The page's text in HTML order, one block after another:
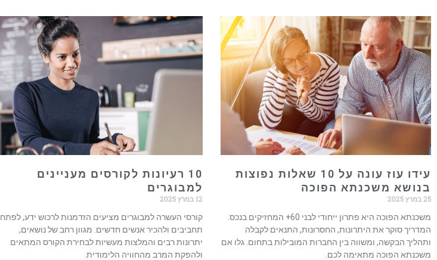
עידו עוז עונה על 10 שאלות נפוצות
בנושא משכנתא הפוכה
25 במרץ 2025
משכנתא הפוכה היא פתרון ייחודי לבני 60+ המחזיקים בנכס.
המדריך סוקר את היתרונות, החסרונות, התנאים לקבלה
ותהליך הבקשה, ומשווה בין החברות המובילות בתחום. גלו אם
משכנתא הפוכה מתאימה לכם.
10 רעיונות לקורסים מעניינים
למבוגרים
12 במרץ 2025
קורסי העשרה למבוגרים מציעים הזדמנות לרכוש ידע, לפתח
תחביבים ולהכיר אנשים חדשים. מגוון רחב של נושאים,
יתרונות רבים והמלצות מעשיות לבחירת הקורס המתאים
ולהפקת המרב מהחוויה הלימודית.